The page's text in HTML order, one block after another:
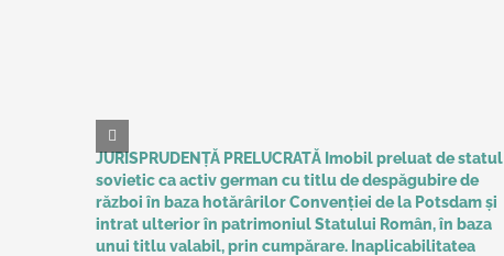
JURISPRUDENȚĂ PRELUCRATĂ Imobil preluat de statul
sovietic ca activ german cu titlu de despăgubire de
război în baza hotărârilor Convenţiei de la Potsdam și
intrat ulterior în patrimoniul Statului Român, în baza
unui titlu valabil, prin cumpărare. Inaplicabilitatea